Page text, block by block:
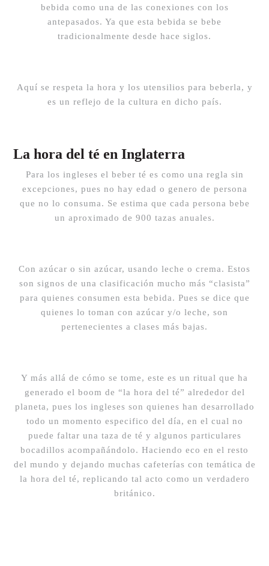
bebida como una de las conexiones con los
antepasados. Ya que esta bebida se bebe
tradicionalmente desde hace siglos.
Aquí se respeta la hora y los utensilios para beberla, y
es un reflejo de la cultura en dicho país.
La hora del té en Inglaterra
Para los ingleses el beber té es como una regla sin
excepciones, pues no hay edad o genero de persona
que no lo consuma. Se estima que cada persona bebe
un aproximado de 900 tazas anuales.
Con azúcar o sin azúcar, usando leche o crema. Estos
son signos de una clasificación mucho más “clasista”
para quienes consumen esta bebida. Pues se dice que
quienes lo toman con azúcar y/o leche, son
pertenecientes a clases más bajas.
Y más allá de cómo se tome, este es un ritual que ha
generado el boom de “la hora del té” alrededor del
planeta, pues los ingleses son quienes han desarrollado
todo un momento especifico del día, en el cual no
puede faltar una taza de té y algunos particulares
bocadillos acompañándolo. Haciendo eco en el resto
del mundo y dejando muchas cafeterías con temática de
la hora del té, replicando tal acto como un verdadero
británico.